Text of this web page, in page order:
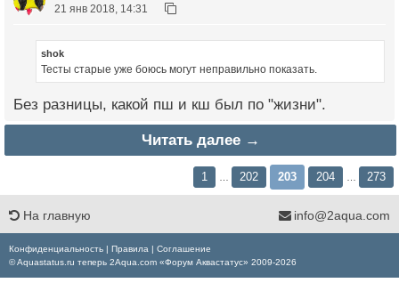
21 янв 2018, 14:31
shok
Тесты старые уже боюсь могут неправильно показать.
Без разницы, какой пш и кш был по "жизни".
Читать далее →
1 202 203 204 273
На главную info@2aqua.com
Конфиденциальность | Правила | Соглашение
© Aquastatus.ru теперь 2Aqua.com «Форум Аквастатус» 2009-2026